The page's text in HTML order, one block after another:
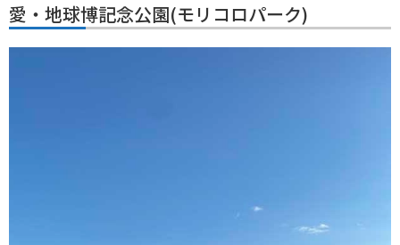
愛・地球博記念公園(モリコロパーク)